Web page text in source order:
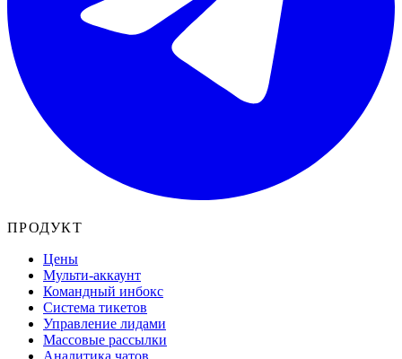
ПРОДУКТ
Цены
Мульти-аккаунт
Командный инбокс
Система тикетов
Управление лидами
Массовые рассылки
Аналитика чатов